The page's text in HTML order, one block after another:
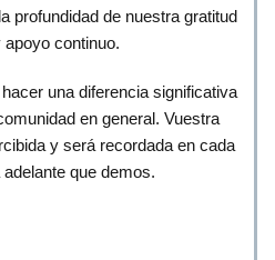
profundidad de nuestra gratitud
continuo.
una diferencia significativa
en general. Vuestra
y será recordada en cada
que demos.